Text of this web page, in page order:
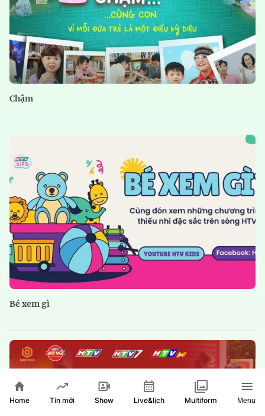
Chậm
Bé xem gì
Home Tin mới Show Live&lịch Multiform Menu